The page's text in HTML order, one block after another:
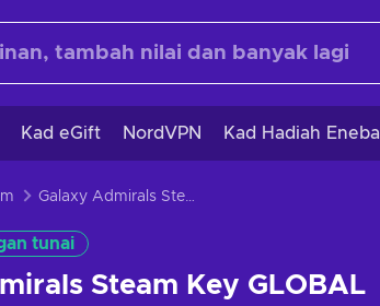
Kad eGift NordVPN Kad Hadiah Eneba
Galaxy Admirals Steam Key GLOBAL
tunai
Steam Key GLOBAL